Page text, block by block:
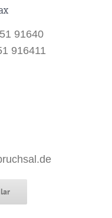
91640
916411